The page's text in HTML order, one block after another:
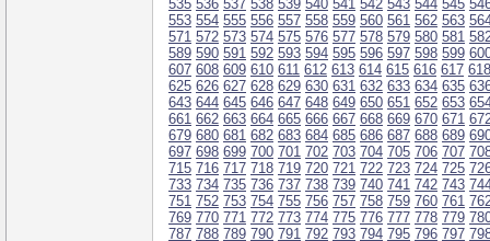
535 536 537 538 539 540 541 542 543 544 545
553 554 555 556 557 558 559 560 561 562 563
571 572 573 574 575 576 577 578 579 580 581
589 590 591 592 593 594 595 596 597 598 599
607 608 609 610 611 612 613 614 615 616 617 618
625 626 627 628 629 630 631 632 633 634 635
643 644 645 646 647 648 649 650 651 652 653
661 662 663 664 665 666 667 668 669 670 671
679 680 681 682 683 684 685 686 687 688 689
697 698 699 700 701 702 703 704 705 706 707
715 716 717 718 719 720 721 722 723 724 725
733 734 735 736 737 738 739 740 741 742 743
751 752 753 754 755 756 757 758 759 760 761
769 770 771 772 773 774 775 776 777 778 779
787 788 789 790 791 792 793 794 795 796 797